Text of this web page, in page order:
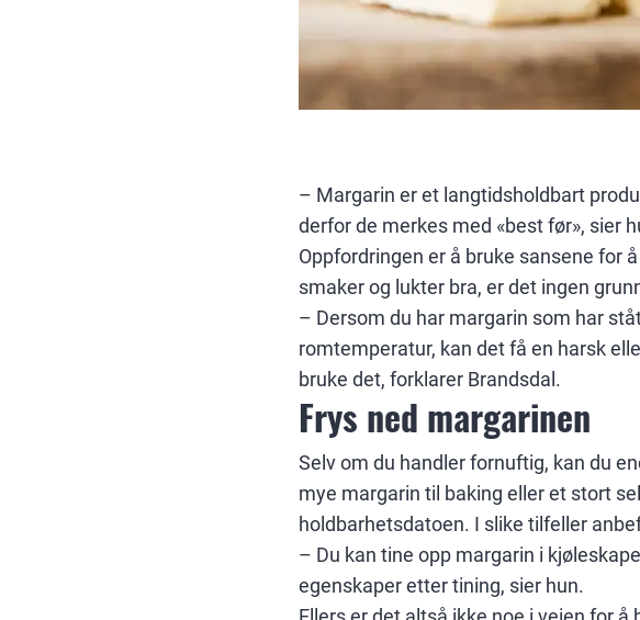
– Margarin er et langtidsholdbart
derfor de merkes med «best før», sier
Oppfordringen er å bruke sansene for
smaker og lukter bra, er det ingen
– Dersom du har margarin som har
romtemperatur, kan det få en harsk
bruke det, forklarer Brandsdal.
Frys ned margarinen
Selv om du handler fornuftig, kan du
mye margarin til baking eller et stort
holdbarhetsdatoen. I slike tilfeller
– Du kan tine opp margarin i
egenskaper etter tining, sier hun.